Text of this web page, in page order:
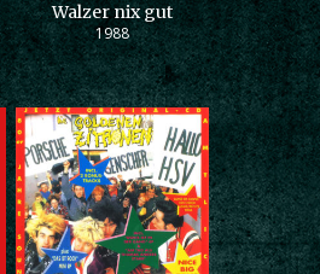
Walzer nix gut
1988